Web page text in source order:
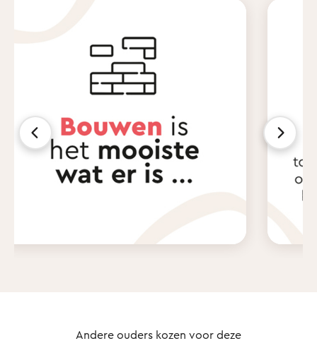
Andere ouders kozen voor deze